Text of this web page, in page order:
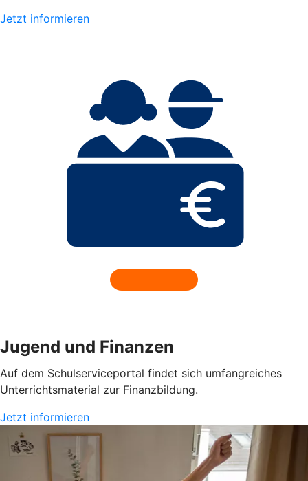
Jetzt informieren
Jugend und Finanzen
Auf dem Schulserviceportal findet sich umfangreiches
Unterrichtsmaterial zur Finanzbildung.
Jetzt informieren